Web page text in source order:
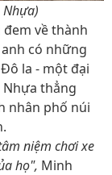
Nhựa)
về thành
có những
la - một đại
thẳng
nhân phố núi
niệm chơi xe
họ", Minh